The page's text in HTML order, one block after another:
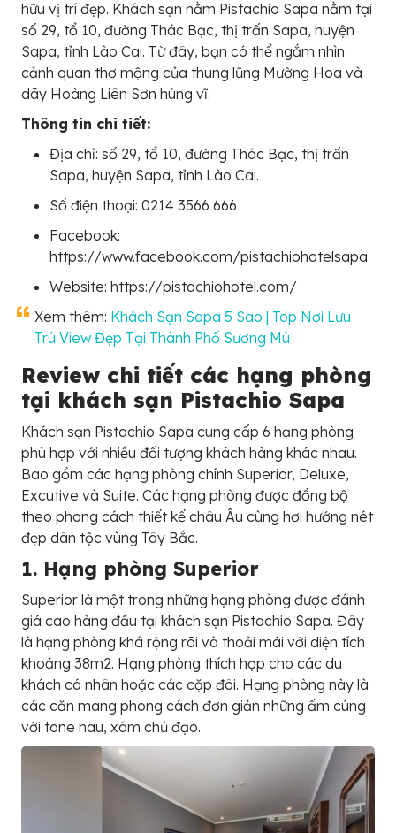
hữu vị trí đẹp. Khách sạn nằm Pistachio Sapa nằm tại
số 29, tổ 10, đường Thác Bạc, thị trấn Sapa, huyện
Sapa, tỉnh Lào Cai. Từ đây, bạn có thể ngắm nhìn
cảnh quan thơ mộng của thung lũng Mường Hoa và
dãy Hoàng Liên Sơn hùng vĩ.
Thông tin chi tiết:
Địa chỉ: số 29, tổ 10, đường Thác Bạc, thị trấn
Sapa, huyện Sapa, tỉnh Lào Cai.
Số điện thoại: 0214 3566 666
Facebook:
https://www.facebook.com/pistachiohotelsapa
Website: https://pistachiohotel.com/
Xem thêm: Khách Sạn Sapa 5 Sao | Top Nơi Lưu
Trú View Đẹp Tại Thành Phố Sương Mù
Review chi tiết các hạng phòng
tại khách sạn Pistachio Sapa
Khách sạn Pistachio Sapa cung cấp 6 hạng phòng
phù hợp với nhiều đối tượng khách hàng khác nhau.
Bao gồm các hạng phòng chính Superior, Deluxe,
Excutive và Suite. Các hạng phòng được đồng bộ
theo phong cách thiết kế châu Âu cùng hơi hướng nét
đẹp dân tộc vùng Tây Bắc.
1. Hạng phòng Superior
Superior là một trong những hạng phòng được đánh
giá cao hàng đầu tại khách sạn Pistachio Sapa. Đây
là hạng phòng khá rộng rãi và thoải mái với diện tích
khoảng 38m2. Hạng phòng thích hợp cho các du
khách cá nhân hoặc các cặp đôi. Hạng phòng này là
các căn mang phong cách đơn giản những ấm cúng
với tone nâu, xám chủ đạo.